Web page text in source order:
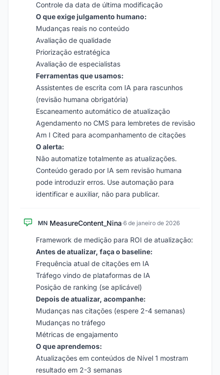
Controle da data de última modificação
O que exige julgamento humano:
Mudanças reais no conteúdo
Avaliação de qualidade
Priorização estratégica
Avaliação de especialistas
Ferramentas que usamos:
Assistentes de escrita com IA para rascunhos
(revisão humana obrigatória)
Escaneamento automático de atualização
Agendamento no CMS para lembretes de revisão
Am I Cited para acompanhamento de citações
O alerta:
Não automatize totalmente as atualizações.
Conteúdo gerado por IA sem revisão humana
pode introduzir erros. Use automação para
identificar e auxiliar, não para publicar.
MN MeasureContent_Nina·6 de janeiro de 2026
Framework de medição para ROI de atualização:
Antes de atualizar, faça o baseline:
Frequência atual de citações em IA
Tráfego vindo de plataformas de IA
Posição de ranking (se aplicável)
Depois de atualizar, acompanhe:
Mudanças nas citações (espere 2-4 semanas)
Mudanças no tráfego
Métricas de engajamento
O que aprendemos:
Atualizações em conteúdos de Nível 1 mostram
resultado em 2-3 semanas